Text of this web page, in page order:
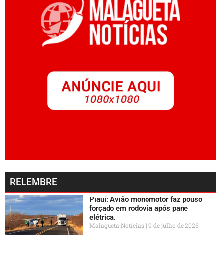
RELEMBRE
Piauí: Avião monomotor faz pouso
forçado em rodovia após pane
elétrica.
Malagueta Notícias 9 de julho de 2026